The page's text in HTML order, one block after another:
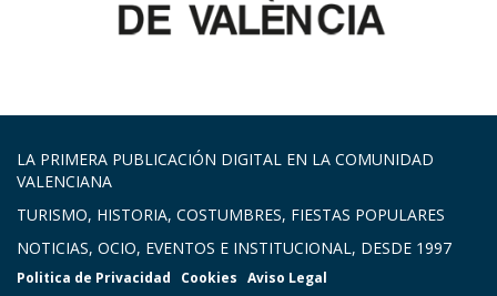
LA PRIMERA PUBLICACIÓN DIGITAL EN LA COMUNIDAD
VALENCIANA
TURISMO, HISTORIA, COSTUMBRES, FIESTAS POPULARES
NOTICIAS, OCIO, EVENTOS E INSTITUCIONAL, DESDE 1997
Politica de Privacidad Cookies Aviso Legal